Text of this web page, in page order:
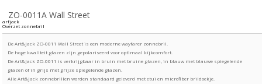
ZO-0011A Wall Street
artjack
Overzet zonnebril
De Art&Jack ZO-0011 Wall Street is een moderne wayfarer zonnebril.
De hoge kwaliteit glazen zijn gepolariseerd voor optimaal kijkcomfort.
De Art&Jack ZO-0011 is verkrijgbaar in bruin met bruine glazen, in blauw met blauwe spiegelende
glazen of in grijs met grijze spiegelende glazen.
Alle Art&Jack zonnebrillen worden standaard geleverd met etui en microfiber brildoekje.